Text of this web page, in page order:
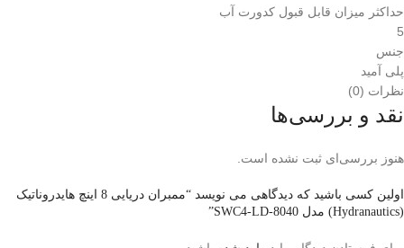
حداکثر میزان قابل قبول کدورت آب
5
جنس
پلی آمید
نظرات (0)
نقد و بررسی‌ها
هنوز بررسی‌ای ثبت نشده است.
اولین کسی باشید که دیدگاهی می نویسد “ممبران دریایی 8 اینچ هایدروناتیک
(Hydranautics) مدل SWC4-LD-8040”